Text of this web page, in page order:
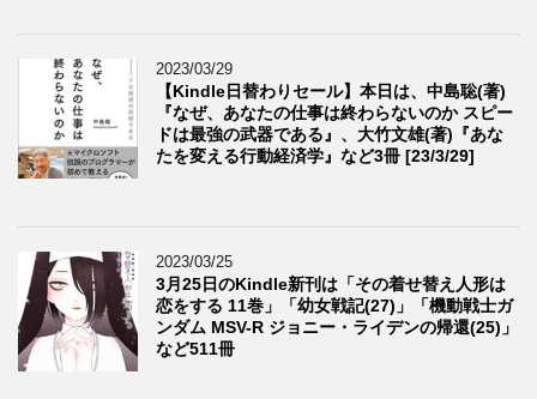
2023/03/29
【Kindle日替わりセール】本日は、中島聡(著)
『なぜ、あなたの仕事は終わらないのか スピー
ドは最強の武器である』、大竹文雄(著)『あな
たを変える行動経済学』など3冊 [23/3/29]
2023/03/25
3月25日のKindle新刊は「その着せ替え人形は
恋をする 11巻」「幼女戦記(27)」「機動戦士ガ
ンダム MSV-R ジョニー・ライデンの帰還(25)」
など511冊